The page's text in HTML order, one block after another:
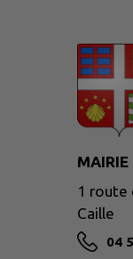
1 route
Caille
04